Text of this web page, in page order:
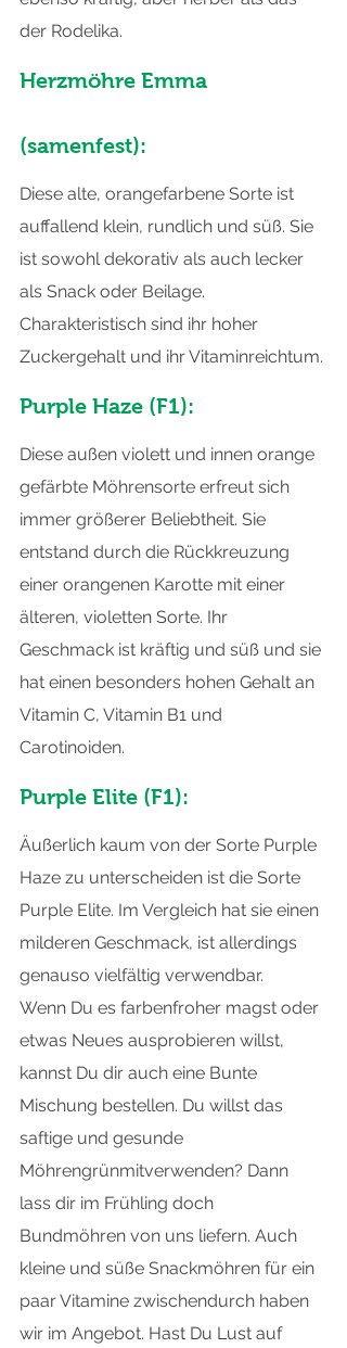
der Rodelika.
Herzmöhre Emma
(samenfest):
Diese alte, orangefarbene Sorte ist
auffallend klein, rundlich und süß. Sie
ist sowohl dekorativ als auch lecker
als Snack oder Beilage.
Charakteristisch sind ihr hoher
Zuckergehalt und ihr Vitaminreichtum.
Purple Haze (F1):
Diese außen violett und innen orange
gefärbte Möhrensorte erfreut sich
immer größerer Beliebtheit. Sie
entstand durch die Rückkreuzung
einer orangenen Karotte mit einer
älteren, violetten Sorte. Ihr
Geschmack ist kräftig und süß und sie
hat einen besonders hohen Gehalt an
Vitamin C, Vitamin B1 und
Carotinoiden.
Purple Elite (F1):
Äußerlich kaum von der Sorte Purple
Haze zu unterscheiden ist die Sorte
Purple Elite. Im Vergleich hat sie einen
milderen Geschmack, ist allerdings
genauso vielfältig verwendbar.
Wenn Du es farbenfroher magst oder
etwas Neues ausprobieren willst,
kannst Du dir auch eine Bunte
Mischung bestellen. Du willst das
saftige und gesunde
Möhrengrünmitverwenden? Dann
lass dir im Frühling doch
Bundmöhren von uns liefern. Auch
kleine und süße Snackmöhren für ein
paar Vitamine zwischendurch haben
wir im Angebot. Hast Du Lust auf